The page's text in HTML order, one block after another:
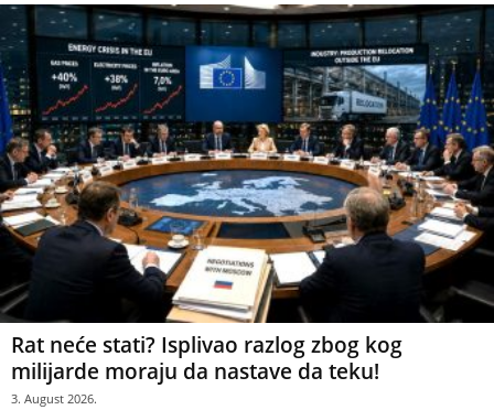
Rat neće stati? Isplivao razlog zbog kog
milijarde moraju da nastave da teku!
3. August 2026.